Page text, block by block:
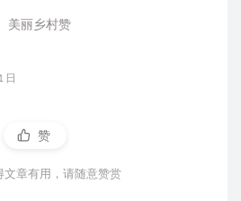
美丽乡村赞
日
赞
文章有用，请随意赞赏